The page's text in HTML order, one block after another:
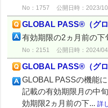
No：1757 公開日時：2023/
GLOBAL PASS®（グ
有効期限の2ヵ月前の
No：2151 公開日時：2024/
GLOBAL PASS®（グ
GLOBAL PASSの機能
記載の有効期限月の中
効期限2ヵ月前の下... 詳